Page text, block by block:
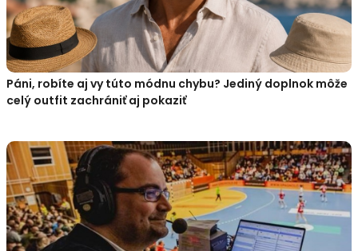
Páni, robíte aj vy túto módnu chybu? Jediný doplnok môže
celý outfit zachrániť aj pokaziť